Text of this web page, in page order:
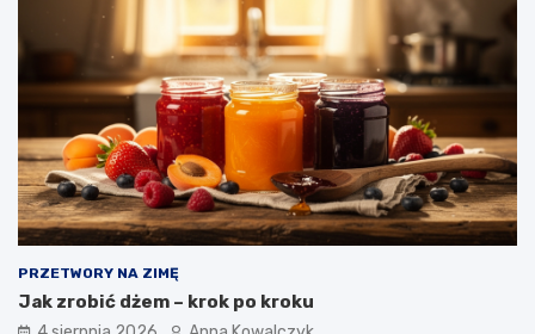
PRZETWORY NA ZIMĘ
Jak zrobić dżem – krok po kroku